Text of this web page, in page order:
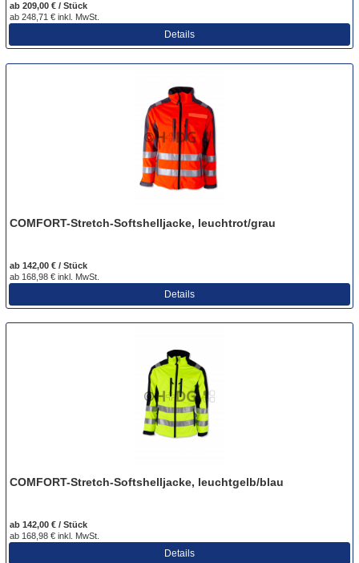
ab 209,00 € / Stück
ab 248,71 € inkl. MwSt.
Details
COMFORT-Stretch-Softshelljacke, leuchtrot/grau
ab 142,00 € / Stück
ab 168,98 € inkl. MwSt.
Details
COMFORT-Stretch-Softshelljacke, leuchtgelb/blau
ab 142,00 € / Stück
ab 168,98 € inkl. MwSt.
Details